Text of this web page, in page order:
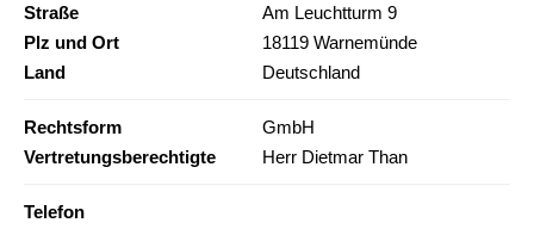
Straße
Am Leuchtturm 9
Plz und Ort
18119 Warnemünde
Land
Deutschland
Rechtsform
GmbH
Vertretungsberechtigte
Herr Dietmar Than
Telefon